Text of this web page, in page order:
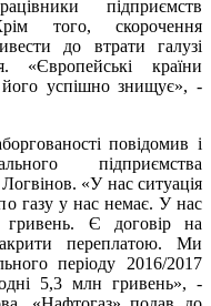
підприємств
того, скорочення
до втрати галузі
«Європейські країни
успішно знищує», -
повідомив і
підприємства
«У нас ситуація
газу у нас немає. У нас
Є договір на
переплатою. Ми
періоду 2016/2017
5,3 млн гривень», -